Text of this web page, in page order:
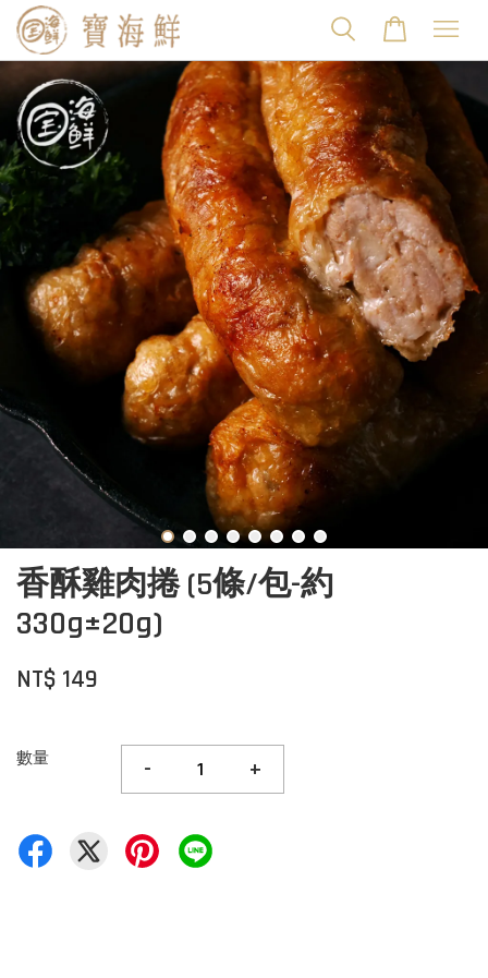
香酥雞肉捲 (5條/包-約
330g±20g)
NT$ 149
數量 - +